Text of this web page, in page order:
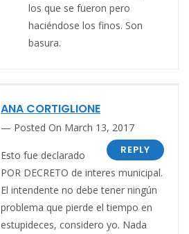
los que se fueron pero
haciéndose los finos. Son
basura.
ANA CORTIGLIONE
Posted On March 13, 2017
REPLY
Esto fue declarado
POR DECRETO de interes municipal.
El intendente no debe tener ningún
problema que pierde el tiempo en
estupideces, considero yo. Nada